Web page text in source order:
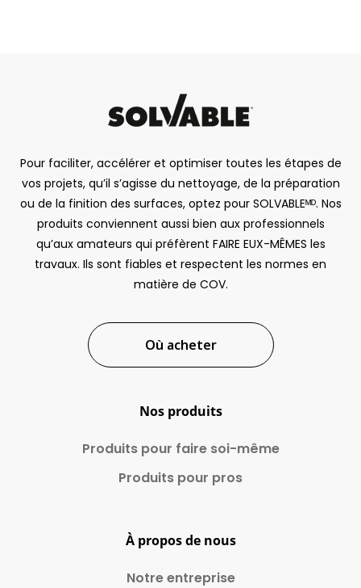
Pour faciliter, accélérer et optimiser toutes les étapes de
vos projets, qu’il s’agisse du nettoyage, de la préparation
ou de la finition des surfaces, optez pour SOLVABLEᴹᴰ. Nos
produits conviennent aussi bien aux professionnels
qu’aux amateurs qui préfèrent FAIRE EUX-MÊMES les
travaux. Ils sont fiables et respectent les normes en
matière de COV.
Où acheter
Nos produits
Produits pour faire soi-même
Produits pour pros
À propos de nous
Notre entreprise